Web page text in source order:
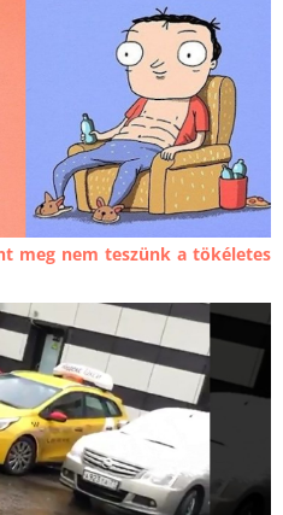
meg nem teszünk a tökéletes